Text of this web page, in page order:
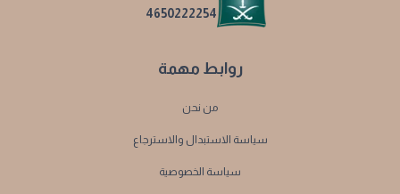
روابط مهمة
من نحن
سياسة الاستبدال والاسترجاع
سياسة الخصوصية
4650222254